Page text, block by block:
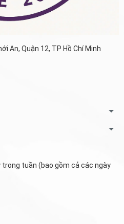
An, Quận 12, TP Hồ Chí Minh
tuần (bao gồm cả các ngày